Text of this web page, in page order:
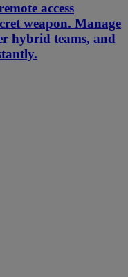
access
weapon. Manage
hybrid teams, and